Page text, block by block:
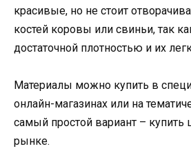
красивые, но не стоит
костей коровы или свиньи, так
достаточной плотностью и их
Материалы можно купить в
онлайн-магазинах или на
самый простой вариант – купить
рынке.